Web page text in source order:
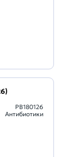
PB180126
Антибиотики